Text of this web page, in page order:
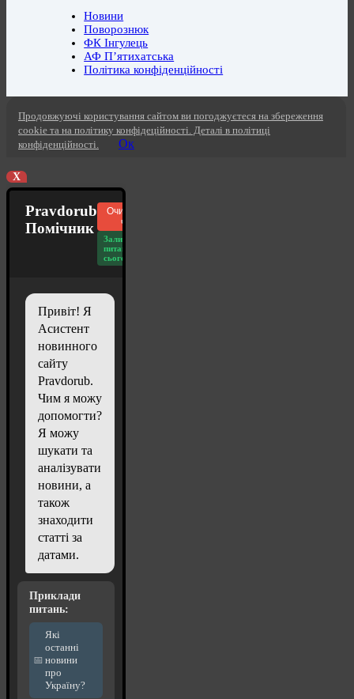
Новини
Поворознюк
ФК Інгулець
АФ П’ятихатська
Політика конфіденційності
Продовжуючі користування сайтом ви погоджуєтеся на збереження
cookie та на політику конфідеційності. Деталі в політиці
конфіденційності.
Ок
X
Pravdorub
Помічник
Очистити
чат
Залишилось
питань
сьогодні: 20
Привіт! Я
Асистент
новинного
сайту
Pravdorub.
Чим я можу
допомогти?
Я можу
шукати та
аналізувати
новини, а
також
знаходити
статті за
датами.
Приклади
питань:
Які
останні
новини
про
Україну?